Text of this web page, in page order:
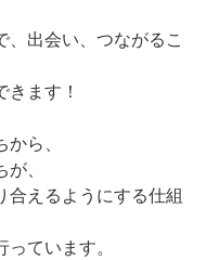
出会い、つながるこ
できます！
ら、
、
合えるようにする仕組
ています。